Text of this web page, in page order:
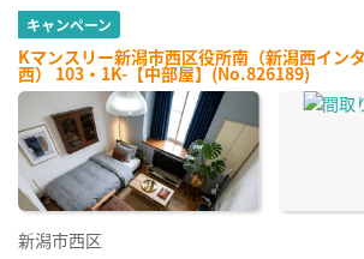
キャンペーン
Kマンスリー新潟市西区役所南（新潟西イン
西） 103・1K-【中部屋】(No.826189)
新潟市西区